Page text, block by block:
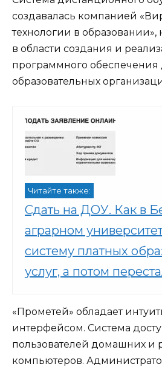
создавалась компанией
технологии в образовании»,
в области создания и
программного обеспечения
образовательных
Читайте также:
Сдать на ДОУ. Как в
аграрном
систему платных
услуг, а потом
«Прометей» обладает
интерфейсом. Система
пользователей домашних и
компьютеров.